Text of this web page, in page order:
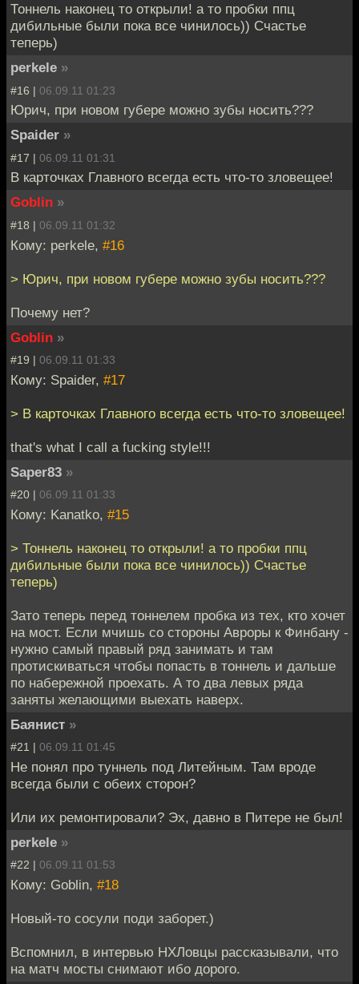
Тоннель наконец то открыли! а то пробки ппц
дибильные были пока все чинилось)) Счастье
теперь)
perkele »
#16 | 06.09.11 01:23
Юрич, при новом губере можно зубы носить???
Spaider »
#17 | 06.09.11 01:31
В карточках Главного всегда есть что-то зловещее!
Goblin »
#18 | 06.09.11 01:32
Кому: perkele, #16
> Юрич, при новом губере можно зубы носить???
Почему нет?
Goblin »
#19 | 06.09.11 01:33
Кому: Spaider, #17
> В карточках Главного всегда есть что-то зловещее!
that's what I call a fucking style!!!
Saper83 »
#20 | 06.09.11 01:33
Кому: Kanatko, #15
> Тоннель наконец то открыли! а то пробки ппц
дибильные были пока все чинилось)) Счастье
теперь)
Зато теперь перед тоннелем пробка из тех, кто хочет
на мост. Если мчишь со стороны Авроры к Финбану -
нужно самый правый ряд занимать и там
протискиваться чтобы попасть в тоннель и дальше
по набережной проехать. А то два левых ряда
заняты желающими выехать наверх.
Баянист »
#21 | 06.09.11 01:45
Не понял про туннель под Литейным. Там вроде
всегда были с обеих сторон?
Или их ремонтировали? Эх, давно в Питере не был!
perkele »
#22 | 06.09.11 01:53
Кому: Goblin, #18
Новый-то сосули поди заборет.)
Вспомнил, в интервью НХЛовцы рассказывали, что
на матч мосты снимают ибо дорого.